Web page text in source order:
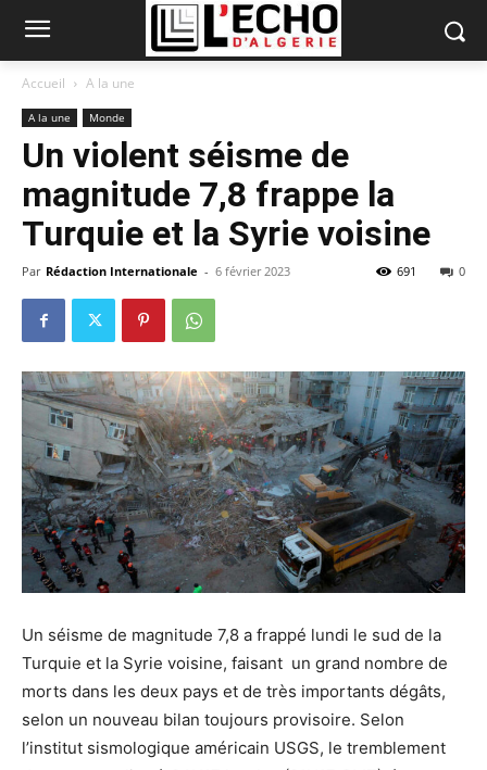
Accueil A la une
A la une Monde
Un violent séisme de
magnitude 7,8 frappe la
Turquie et la Syrie voisine
Par Rédaction Internationale - 6 février 2023 0
691
Un séisme de magnitude 7,8 a frappé lundi le sud de la
Turquie et la Syrie voisine, faisant un grand nombre de
morts dans les deux pays et de très importants dégâts,
selon un nouveau bilan toujours provisoire. Selon
l’institut sismologique américain USGS, le tremblement